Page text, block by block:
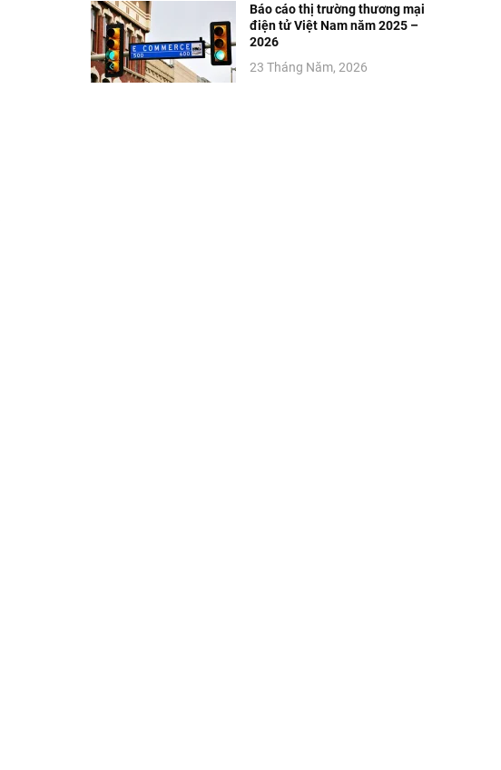
Báo cáo thị trường thương mại
điện tử Việt Nam năm 2025 –
2026
23 Tháng Năm, 2026